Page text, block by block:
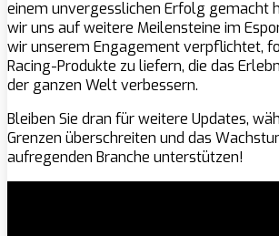
einem unvergesslichen Erfolg gemacht
wir uns auf weitere Meilensteine im
wir unserem Engagement verpflichtet,
Racing-Produkte zu liefern, die das
der ganzen Welt verbessern.
Bleiben Sie dran für weitere Updates,
Grenzen überschreiten und das
aufregenden Branche unterstützen!